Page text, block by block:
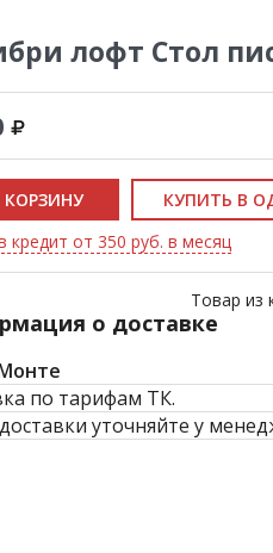
лофт Стол
КОРЗИНУ
КУПИТЬ В
кредит от 350 руб. в месяц
Товар из
о доставке
по тарифам ТК.
уточняйте у